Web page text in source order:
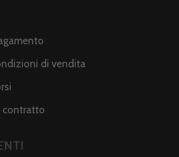
di vendita
contratto